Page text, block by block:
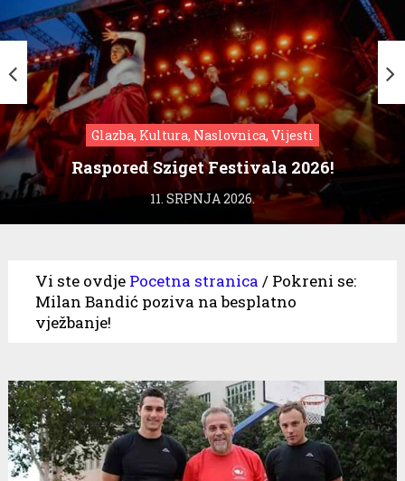
Glazba, Kultura, Naslovnica, Vijesti
Raspored Sziget Festivala 2026!
11. SRPNJA 2026.
Vi ste ovdje Pocetna stranica / Pokreni se:
Milan Bandić poziva na besplatno
vježbanje!